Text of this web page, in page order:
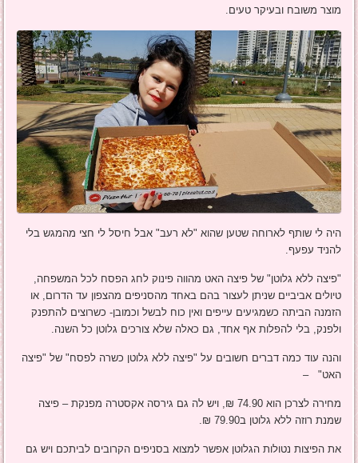
מוצר משובח ובעיקר טעים.
היה לי שותף לארוחה שטען שהוא "לא רעב" אבל חיסל לי חצי מהמגש בלי
להניד עפעף.
"פיצה ללא גלוטן" של פיצה האט מהווה פינוק לחג הפסח לכל המשפחה,
טיולים אביביים שניתן לעצור בהם באחד מהסניפים מהצפון עד הדרום, או
הזמנה הביתה כשמגיעים עייפים ואין כוח לבשל וכמובן- כשרוצים להתפנק
ולפנק, בלי להפלות אף אחד, גם כאלה שלא צורכים גלוטן כל השנה.
והנה עוד כמה דברים חשובים על "פיצה ללא גלוטן כשרה לפסח" של "פיצה
האט" –
מחירה לצרכן הוא 74.90 ₪, ויש לה גם גירסה אקסטרה מפנקת – פיצה
שמנת רוזה ללא גלוטן ב79.90 ₪.
את הפיצות נטולות הגלוטן אפשר למצוא בסניפים הקרובים לביתכם ויש גם